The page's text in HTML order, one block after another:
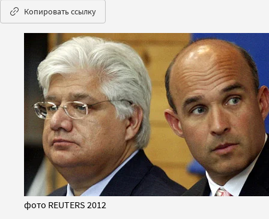
Копировать ссылку
фото REUTERS 2012